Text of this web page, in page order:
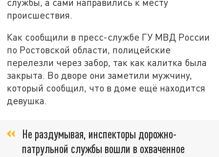
происшествия.
Как сообщили в пресс-службе ГУ МВД России
по Ростовской области, полицейские
перелезли через забор, так как калитка была
закрыта. Во дворе они заметили мужчину,
который сообщил, что в доме ещё находится
девушка.
Не раздумывая, инспекторы дорожно-
патрульной службы вошли в охваченное